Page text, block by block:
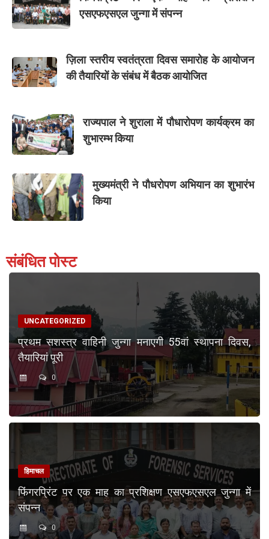
एसएफएसएल जुन्गा में संपन्न
ज़िला स्तरीय स्वतंत्रता दिवस समारोह के आयोजन
की तैयारियों के संबंध में बैठक आयोजित
राज्यपाल ने शुराला में पौधारोपण कार्यक्रम का
शुभारम्भ किया
मुख्यमंत्री ने पौधरोपण अभियान का शुभारंभ
किया
संबंधित पोस्ट
UNCATEGORIZED
प्रथम सशस्त्र वाहिनी जुन्गा मनाएगी 55वां स्थापना दिवस,
तैयारियां पूरी
0
हिमाचल
फिंगरप्रिंट पर एक माह का प्रशिक्षण एसएफएसएल जुन्गा में
संपन्न
0